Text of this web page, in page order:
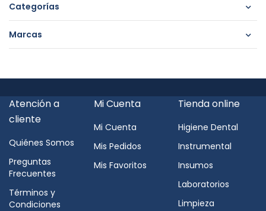
Categorías
Marcas
Atención a
cliente
Quiénes Somos
Preguntas
Frecuentes
Términos y
Condiciones
Mi Cuenta
Mi Cuenta
Mis Pedidos
Mis Favoritos
Tienda online
Higiene Dental
Instrumental
Insumos
Laboratorios
Limpieza